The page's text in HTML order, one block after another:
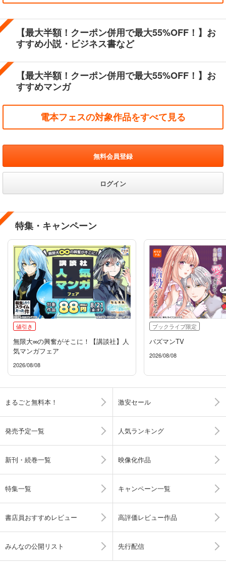
【最大半額！クーポン併用で最大55%OFF！】お
すすめ小説・ビジネス書など
【最大半額！クーポン併用で最大55%OFF！】お
すすめマンガ
電本フェスの対象作品をすべて見る
無料会員登録
ログイン
特集・キャンペーン
値引き
無限大∞の興奮がそこに！【講談社】人
気マンガフェア
2026/08/08
ブックライブ限定
バズマンTV
2026/08/08
まるごと無料本！ 激安セール
発売予定一覧 人気ランキング
新刊・続巻一覧 映像化作品
特集一覧 キャンペーン一覧
書店員おすすめレビュー 高評価レビュー作品
みんなの公開リスト 先行配信